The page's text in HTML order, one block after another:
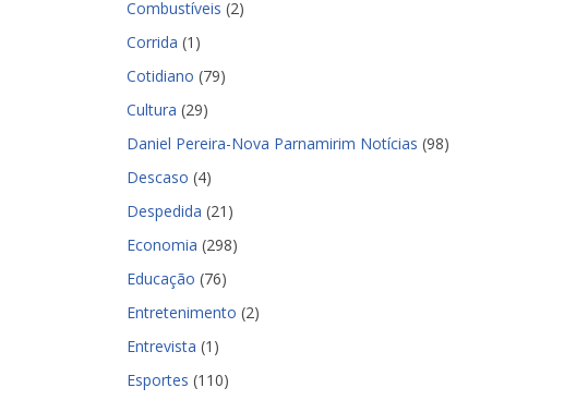
Combustíveis (2)
Corrida (1)
Cotidiano (79)
Cultura (29)
Daniel Pereira-Nova Parnamirim Notícias (98)
Descaso (4)
Despedida (21)
Economia (298)
Educação (76)
Entretenimento (2)
Entrevista (1)
Esportes (110)